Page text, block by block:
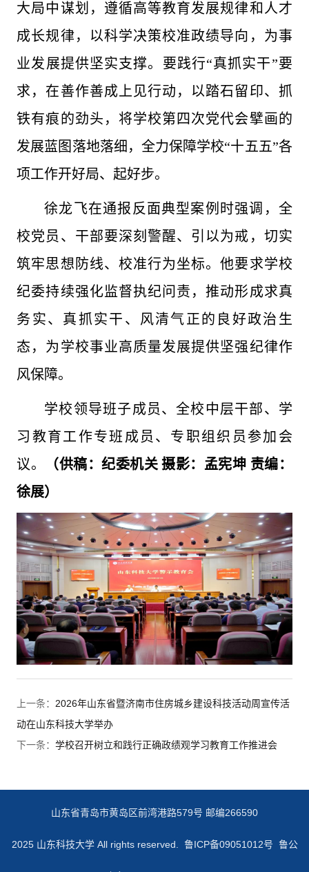
大局中谋划，遵循高等教育发展规律和人才
成长规律，以科学决策校准政绩导向，为事
业发展提供坚实支撑。要践行“真抓实干”要
求，在善作善成上见行动，以踏石留印、抓
铁有痕的劲头，将学校第四次党代会擘画的
发展蓝图落地落细，全力保障学校“十五五”各
项工作开好局、起好步。
徐龙飞在通报反面典型案例时强调，全
校党员、干部要深刻警醒、引以为戒，切实
筑牢思想防线、校准行为坐标。他要求学校
纪委持续强化监督执纪问责，推动形成求真
务实、真抓实干、风清气正的良好政治生
态，为学校事业高质量发展提供坚强纪律作
风保障。
学校领导班子成员、全校中层干部、学
习教育工作专班成员、专职组织员参加会
议。
（供稿：纪委机关 摄影：孟宪坤 责编：
徐展）
上一条： 2026年山东省暨济南市住房城乡建设科技活动周宣传活
动在山东科技大学举办
下一条：学校召开树立和践行正确政绩观学习教育工作推进会
山东省青岛市黄岛区前湾港路579号 邮编266590
2025 山东科技大学 All rights reserved. 鲁ICP备09051012号 鲁公